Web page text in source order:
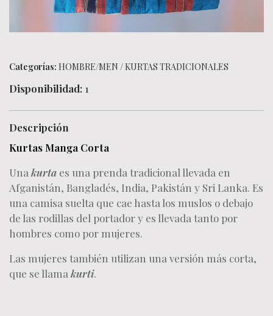
Categorías: HOMBRE/MEN /KURTAS TRADICIONALES
Disponibilidad: 1
Descripción
Kurtas Manga Corta
Una kurta es una prenda tradicional llevada en
Afganistán, Bangladés, India, Pakistán y Sri Lanka. Es
una camisa suelta que cae hasta los muslos o debajo
de las rodillas del portador y es llevada tanto por
hombres como por mujeres.
Las mujeres también utilizan una versión más corta,
que se llama kurti.